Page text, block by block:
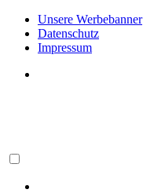
Unsere Werbebanner
Datenschutz
Impressum